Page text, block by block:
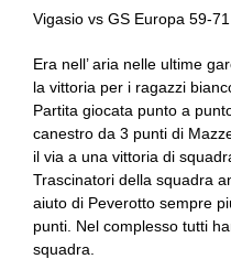
Vigasio vs GS Europa 59-71
Era nell’ aria nelle ultime
la vittoria per i ragazzi
Partita giocata punto a
canestro da 3 punti di
il via a una vittoria di
Trascinatori della squadra
aiuto di Peverotto sempre
punti. Nel complesso tutti
squadra.